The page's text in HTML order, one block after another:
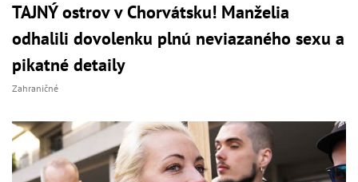
TAJNÝ ostrov v Chorvátsku! Manželia
odhalili dovolenku plnú neviazaného sexu a
pikatné detaily
Zahraničné